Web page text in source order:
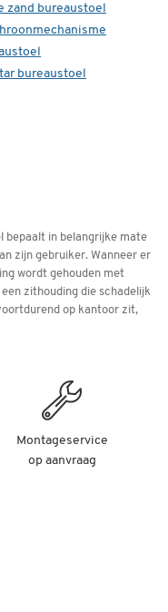
zand bureaustoel
bureaustoel
bepaalt in belangrijke mate
zijn gebruiker. Wanneer er
wordt gehouden met
zithouding die schadelijk
op kantoor zit,
Montageservice
op aanvraag